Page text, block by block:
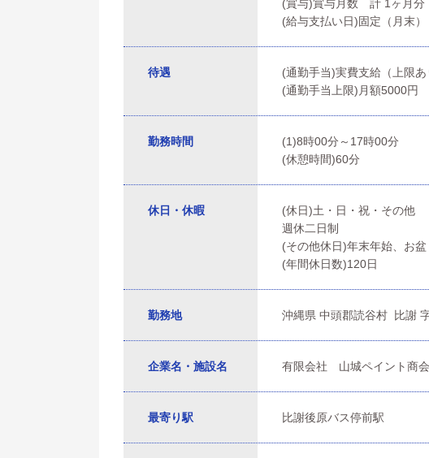
(賞与)賞与月数 計 1ヶ月分
(給与支払い日)固定（月末）
待遇
(通勤手当)実費支給（上限あ
(通勤手当上限)月額5000円
勤務時間
(1)8時00分～17時00分
(休憩時間)60分
休日・休暇
(休日)土・日・祝・その他
週休二日制
(その他休日)年末年始、お盆
(年間休日数)120日
勤務地 沖縄県 中頭郡読谷村 比謝
企業名・施設名 有限会社 山城ペイント商会
最寄り駅 比謝後原バス停前駅